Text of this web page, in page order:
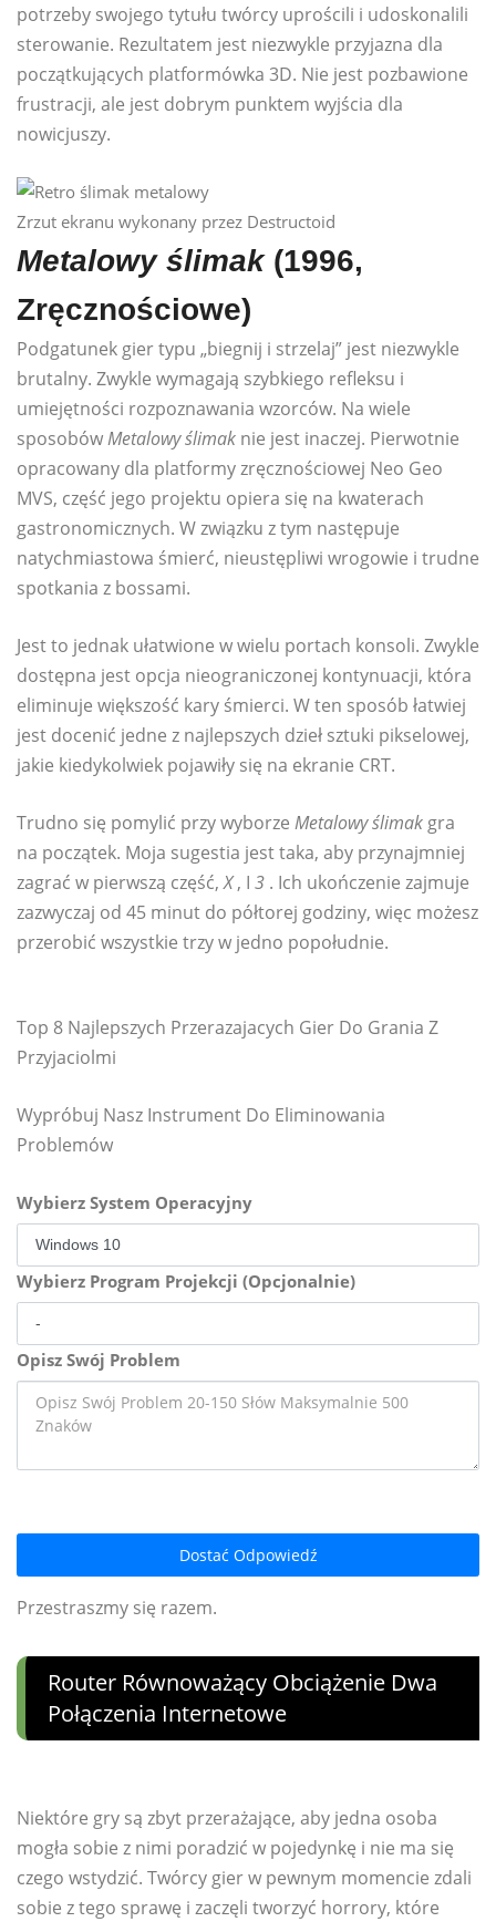
potrzeby swojego tytułu twórcy uprościli i udoskonalili
sterowanie. Rezultatem jest niezwykle przyjazna dla
początkujących platformówka 3D. Nie jest pozbawione
frustracji, ale jest dobrym punktem wyjścia dla
nowicjuszy.
Zrzut ekranu wykonany przez Destructoid
Metalowy ślimak(1996,
Zręcznościowe)
Podgatunek gier typu „biegnij i strzelaj” jest niezwykle
brutalny. Zwykle wymagają szybkiego refleksu i
umiejętności rozpoznawania wzorców. Na wiele
sposobówMetalowy ślimak nie jest inaczej. Pierwotnie
opracowany dla platformy zręcznościowej Neo Geo
MVS, część jego projektu opiera się na kwaterach
gastronomicznych. W związku z tym następuje
natychmiastowa śmierć, nieustępliwi wrogowie i trudne
spotkania z bossami.
Jest to jednak ułatwione w wielu portach konsoli. Zwykle
dostępna jest opcja nieograniczonej kontynuacji, która
eliminuje większość kary śmierci. W ten sposób łatwiej
jest docenić jedne z najlepszych dzieł sztuki pikselowej,
jakie kiedykolwiek pojawiły się na ekranie CRT.
Trudno się pomylić przy wyborze Metalowy ślimak gra
na początek. Moja sugestia jest taka, aby przynajmniej
zagrać w pierwszą część,X, I 3 . Ich ukończenie zajmuje
zazwyczaj od 45 minut do półtorej godziny, więc możesz
przerobić wszystkie trzy w jedno popołudnie.
Top 8 Najlepszych Przerazajacych Gier Do Grania Z
Przyjaciolmi
Wypróbuj Nasz Instrument Do Eliminowania
Problemów
Wybierz System Operacyjny
Wybierz Program Projekcji (Opcjonalnie)
Opisz Swój Problem
Dostać Odpowiedź
Przestraszmy się razem.
Router Równoważący Obciążenie Dwa
Połączenia Internetowe
Niektóre gry są zbyt przerażające, aby jedna osoba
mogła sobie z nimi poradzić w pojedynkę i nie ma się
czego wstydzić. Twórcy gier w pewnym momencie zdali
sobie z tego sprawę i zaczęli tworzyć horrory, które